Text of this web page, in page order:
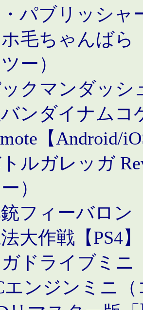
パブリッシャ
毛ちゃんばら
ー）
クマンダッシ
ンダイナムコ
【Android/
ルガレッガ
）
フィーバロン
大作戦【PS4
ガドライブミニ
エンジンミニ